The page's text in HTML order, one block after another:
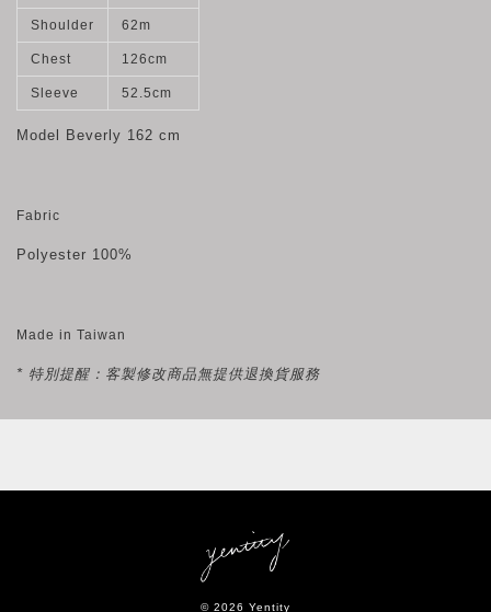
Shoulder 62m
Chest 126cm
Sleeve 52.5cm
Model Beverly 162 cm
Fabric
Polyester 100%
Made in Taiwan
* 特別提醒：客製修改商品無提供退換貨服務
© 2026 Yentity